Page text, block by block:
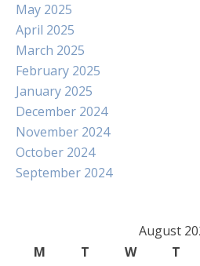
May 2025
April 2025
March 2025
February 2025
January 2025
December 2024
November 2024
October 2024
September 2024
August
M
T W T